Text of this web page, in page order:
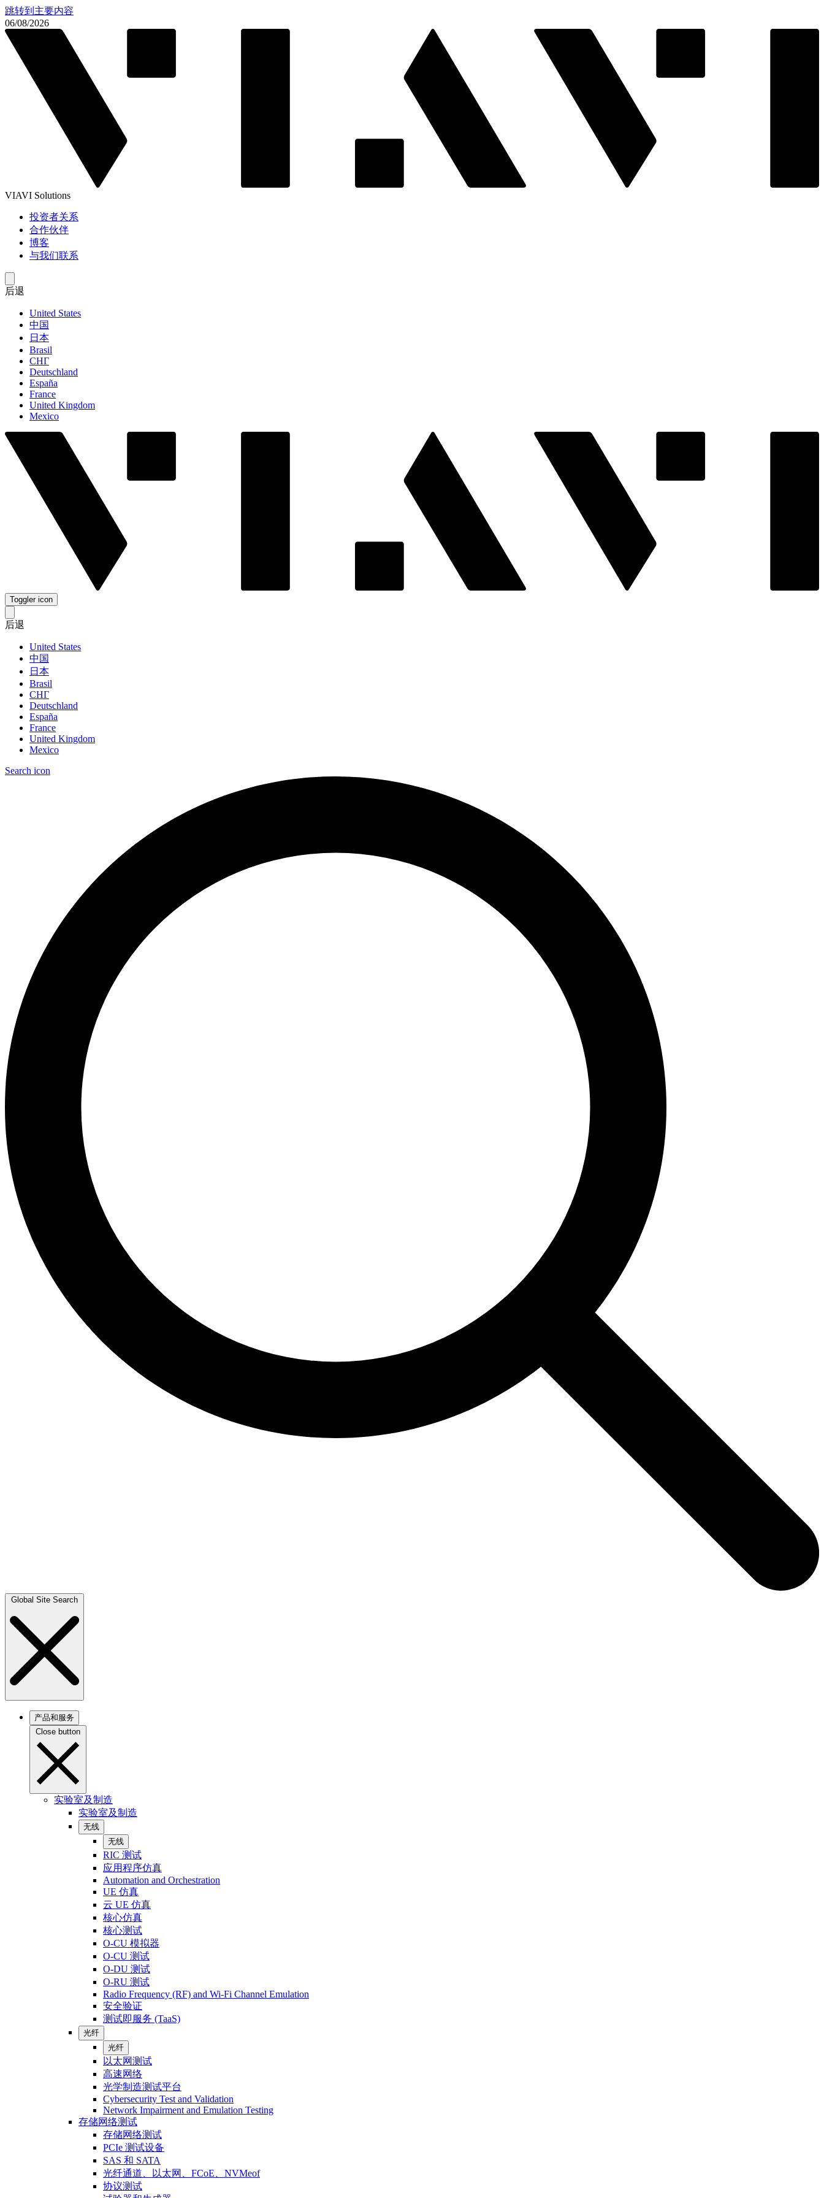
跳转到主要内容
06/08/2026
VIAVI Solutions
投资者关系
合作伙伴
博客
与我们联系
后退
United States
中国
日本
Brasil
СНГ
Deutschland
España
France
United Kingdom
Mexico
Toggler icon
后退
United States
中国
日本
Brasil
СНГ
Deutschland
España
France
United Kingdom
Mexico
Search icon
Global Site Search
产品和服务
Close button
实验室及制造
实验室及制造
无线
无线
RIC 测试
应用程序仿真
Automation and Orchestration
UE 仿真
云 UE 仿真
核心仿真
核心测试
O-CU 模拟器
O-CU 测试
O-DU 测试
O-RU 测试
Radio Frequency (RF) and Wi-Fi Channel Emulation
安全验证
测试即服务 (TaaS)
光纤
光纤
以太网测试
高速网络
光学制造测试平台
Cybersecurity Test and Validation
Network Impairment and Emulation Testing
存储网络测试
存储网络测试
PCIe 测试设备
SAS 和 SATA
光纤通道、以太网、FCoE、NVMeof
协议测试